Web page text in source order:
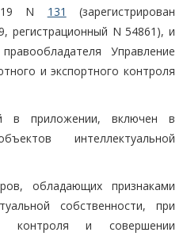
N 131
(зарегистрирован
регистрационный N 54861), и
Управление
и экспортного контроля
в приложении, включен в
интеллектуальной
обладающих признаками
собственности, при
контроля и совершении